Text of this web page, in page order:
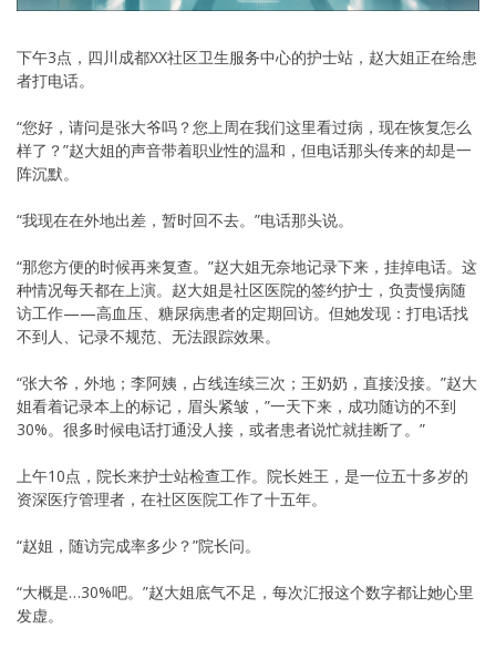
下午3点，四川成都XX社区卫生服务中心的护士站，赵大姐正在给患
者打电话。
“您好，请问是张大爷吗？您上周在我们这里看过病，现在恢复怎么
样了？”赵大姐的声音带着职业性的温和，但电话那头传来的却是一
阵沉默。
“我现在在外地出差，暂时回不去。”电话那头说。
“那您方便的时候再来复查。”赵大姐无奈地记录下来，挂掉电话。这
种情况每天都在上演。赵大姐是社区医院的签约护士，负责慢病随
访工作——高血压、糖尿病患者的定期回访。但她发现：打电话找
不到人、记录不规范、无法跟踪效果。
“张大爷，外地；李阿姨，占线连续三次；王奶奶，直接没接。”赵大
姐看着记录本上的标记，眉头紧皱，”一天下来，成功随访的不到
30%。很多时候电话打通没人接，或者患者说忙就挂断了。”
上午10点，院长来护士站检查工作。院长姓王，是一位五十多岁的
资深医疗管理者，在社区医院工作了十五年。
“赵姐，随访完成率多少？”院长问。
“大概是…30%吧。”赵大姐底气不足，每次汇报这个数字都让她心里
发虚。